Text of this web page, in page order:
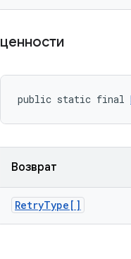
ценности
public static final
Возврат
RetryType[]